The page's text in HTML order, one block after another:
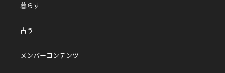
暮らす
占う
メンバーコンテンツ